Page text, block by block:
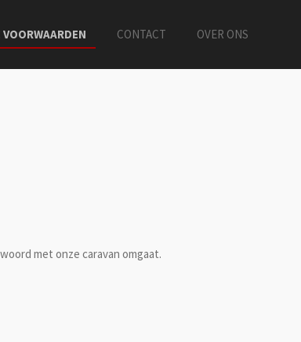
VOORWAARDEN CONTACT OVER ONS
met onze caravan omgaat.